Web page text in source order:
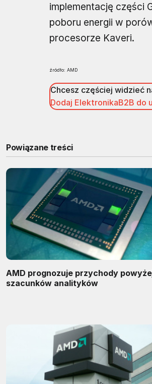
implementację części
poboru energii w
procesorze Kaveri.
źródło: AMD
Chcesz częściej widzieć
Dodaj ElektronikaB2B do
Powiązane treści
AMD prognozuje przychody
szacunków analityków